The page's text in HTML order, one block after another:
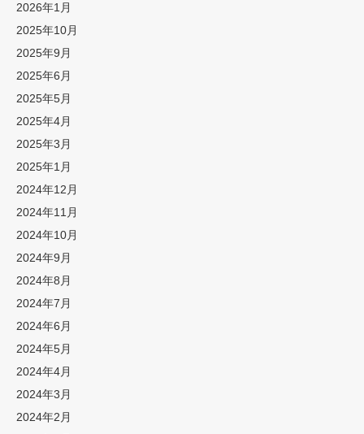
2026年1月
2025年10月
2025年9月
2025年6月
2025年5月
2025年4月
2025年3月
2025年1月
2024年12月
2024年11月
2024年10月
2024年9月
2024年8月
2024年7月
2024年6月
2024年5月
2024年4月
2024年3月
2024年2月